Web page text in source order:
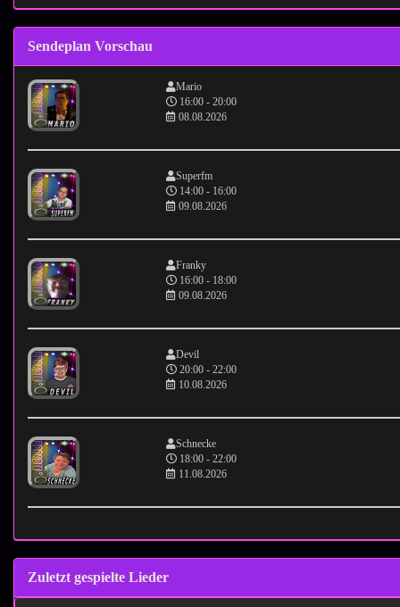
Sendeplan Vorschau
Mario
16:00 - 20:00
08.08.2026
Superfm
14:00 - 16:00
09.08.2026
Franky
16:00 - 18:00
09.08.2026
Devil
20:00 - 22:00
10.08.2026
Schnecke
18:00 - 22:00
11.08.2026
Zuletzt gespielte Lieder